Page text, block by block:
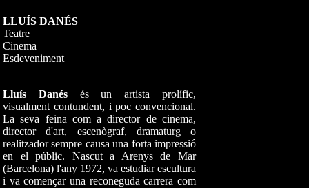
LLUÍS DANÉS
Teatre
Cinema
Esdeveniment
Lluís Danés és un artista prolífic,
visualment contundent, i poc convencional.
La seva feina com a director de cinema,
director d'art, escenògraf, dramaturg o
realitzador sempre causa una forta impressió
en el públic. Nascut a Arenys de Mar
(Barcelona) l'any 1972, va estudiar escultura
i va començar una reconeguda carrera com